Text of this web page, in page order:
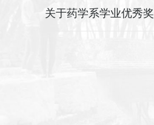
关于药学系学业优秀